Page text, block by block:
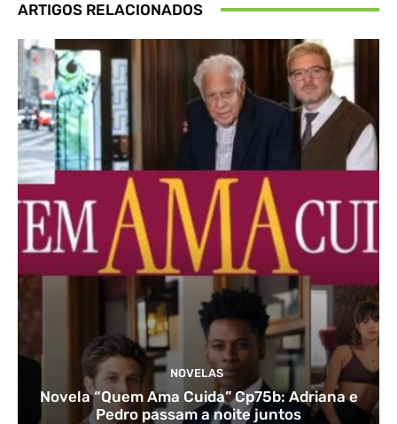
ARTIGOS RELACIONADOS
NOVELAS
Novela “Quem Ama Cuida” Cp75b: Adriana e
Pedro passam a noite juntos